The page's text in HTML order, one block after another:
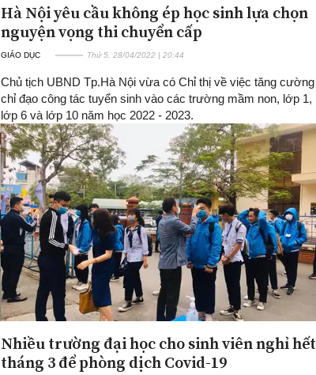
Hà Nội yêu cầu không ép học sinh lựa chọn
nguyện vọng thi chuyển cấp
GIÁO DỤC Thứ 5, 28/04/2022 | 20:44
Chủ tịch UBND Tp.Hà Nội vừa có Chỉ thị về việc tăng cường
chỉ đạo công tác tuyển sinh vào các trường mầm non, lớp 1,
lớp 6 và lớp 10 năm học 2022 - 2023.
Nhiều trường đại học cho sinh viên nghỉ hết
tháng 3 để phòng dịch Covid-19